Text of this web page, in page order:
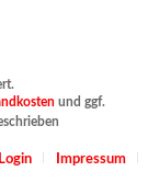
und ggf.
Impressum